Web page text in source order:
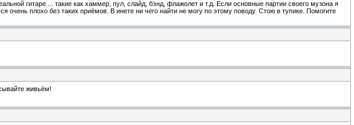
гитаре.... такие как хаммер, пул, слайд, бэнд, флажолет и т.д. Если основные партии своего музона я
очень плохо без таких приёмов. В инете ни чего найти не могу по этому поводу. Стою в тупике. Помогите
живьём!